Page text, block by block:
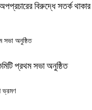
বিরুদ্ধে সতর্ক থাকার
সভা অনুষ্ঠিত
প্রথম সভা অনুষ্ঠিত
ভ্রমণ